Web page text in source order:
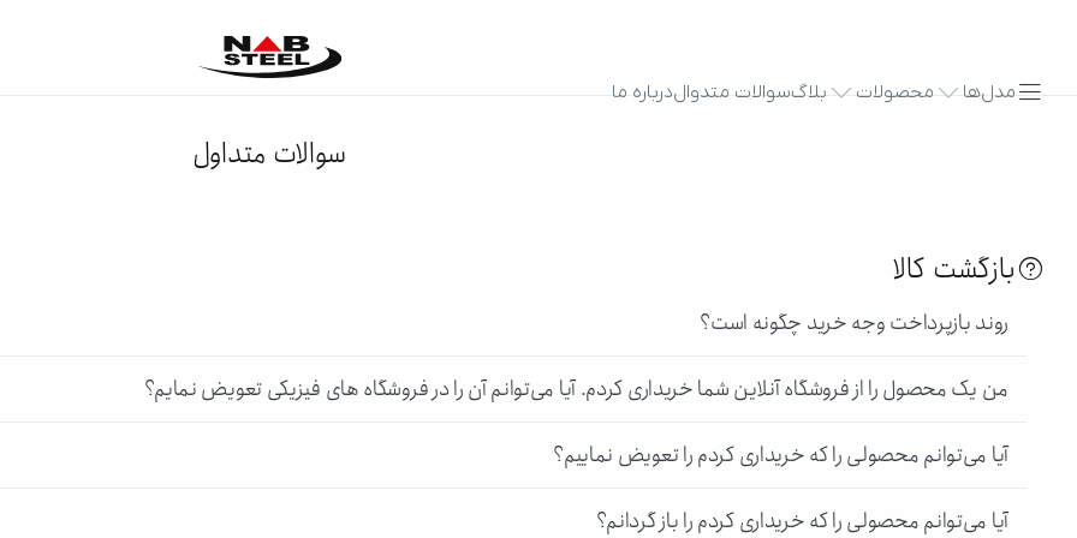
مدل‌ها محصولات بلاگسوالات متدوالدرباره ما
سوالات متداول
بازگشت کالا
روند بازپرداخت وجه خرید چگونه است؟
من یک محصول را از فروشگاه آنلاین شما خریداری کردم. آیا می‌توانم آن را در فروشگاه های فیزیکی تعویض نمایم؟
آیا می‌توانم محصولی را که خریداری کردم را تعویض نماییم؟
آیا می‌توانم محصولی را که خریداری کردم را باز گردانم؟